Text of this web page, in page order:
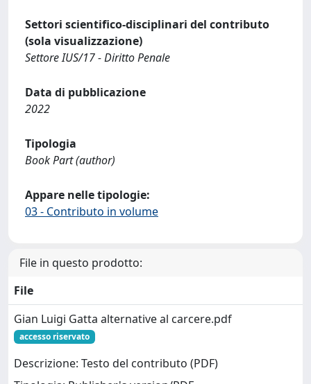
Settori scientifico-disciplinari del contributo
(sola visualizzazione)
Settore IUS/17 - Diritto Penale
Data di pubblicazione
2022
Tipologia
Book Part (author)
Appare nelle tipologie:
03 - Contributo in volume
File in questo prodotto:
File
Gian Luigi Gatta alternative al carcere.pdf
accesso riservato
Descrizione: Testo del contributo (PDF)